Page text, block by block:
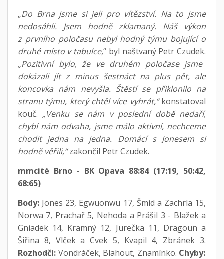
„Do Brna jsme si jeli pro vítězství. Na to jsme
nedosáhli. Jsem hodně zklamaný. Náš výkon
z prvního poločasu nebyl hodný týmu bojující o
druhé místo v tabulce,“ byl naštvaný Petr Czudek.
„Pozitivní bylo, že ve druhém poločase jsme
dokázali jít z minus šestnáct na plus pět, ale
koncovka nám nevyšla. Štěstí se přiklonilo na
stranu týmu, který chtěl více vyhrát,“konstatoval
kouč. „Venku se nám v poslední době nedaří,
chybí nám odvaha, jsme málo aktivní, nechceme
chodit jedna na jedna. Domácí s Jonesem si
hodně věřili,“zakončil Petr Czudek.
mmcité Brno - BK Opava 88:84 (17:19, 50:42,
68:65)
Body:Jones 23, Egwuonwu 17, Šmíd a Zachrla 15,
Norwa 7, Prachař 5, Nehoda a Prášil 3 - Blažek a
Gniadek 14, Kramný 12, Jurečka 11, Dragoun a
Šiřina 8, Vlček a Cvek 5, Kvapil 4, Zbránek 3.
Rozhodčí:Vondráček, Blahout, Znamínko. Chyby: